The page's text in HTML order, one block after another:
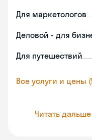
Для маркетологов
Деловой - для
Для путешествий
Все услуги и цены
Читать дальше